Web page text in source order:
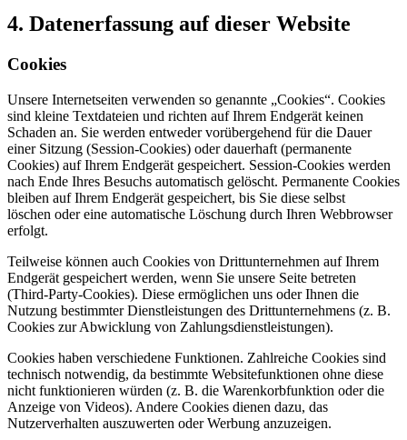
4. Datenerfassung auf dieser Website
Cookies
Unsere Internetseiten verwenden so genannte „Cookies“. Cookies
sind kleine Textdateien und richten auf Ihrem Endgerät keinen
Schaden an. Sie werden entweder vorübergehend für die Dauer
einer Sitzung (Session-Cookies) oder dauerhaft (permanente
Cookies) auf Ihrem Endgerät gespeichert. Session-Cookies werden
nach Ende Ihres Besuchs automatisch gelöscht. Permanente Cookies
bleiben auf Ihrem Endgerät gespeichert, bis Sie diese selbst
löschen oder eine automatische Löschung durch Ihren Webbrowser
erfolgt.
Teilweise können auch Cookies von Drittunternehmen auf Ihrem
Endgerät gespeichert werden, wenn Sie unsere Seite betreten
(Third-Party-Cookies). Diese ermöglichen uns oder Ihnen die
Nutzung bestimmter Dienstleistungen des Drittunternehmens (z. B.
Cookies zur Abwicklung von Zahlungsdienstleistungen).
Cookies haben verschiedene Funktionen. Zahlreiche Cookies sind
technisch notwendig, da bestimmte Websitefunktionen ohne diese
nicht funktionieren würden (z. B. die Warenkorbfunktion oder die
Anzeige von Videos). Andere Cookies dienen dazu, das
Nutzerverhalten auszuwerten oder Werbung anzuzeigen.